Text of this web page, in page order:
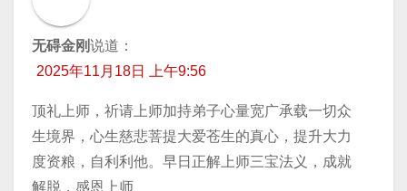
无碍金刚说道：
2025年11月18日 上午9:56
顶礼上师，祈请上师加持弟子心量宽广承载一切众
生境界，心生慈悲菩提大爱苍生的真心，提升大力
度资粮，自利利他。早日正解上师三宝法义，成就
解脱，感恩上师